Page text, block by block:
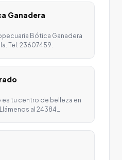
Ganadera
Bótica Ganadera
Tel: 23607459.
tu centro de belleza en
al 24384…